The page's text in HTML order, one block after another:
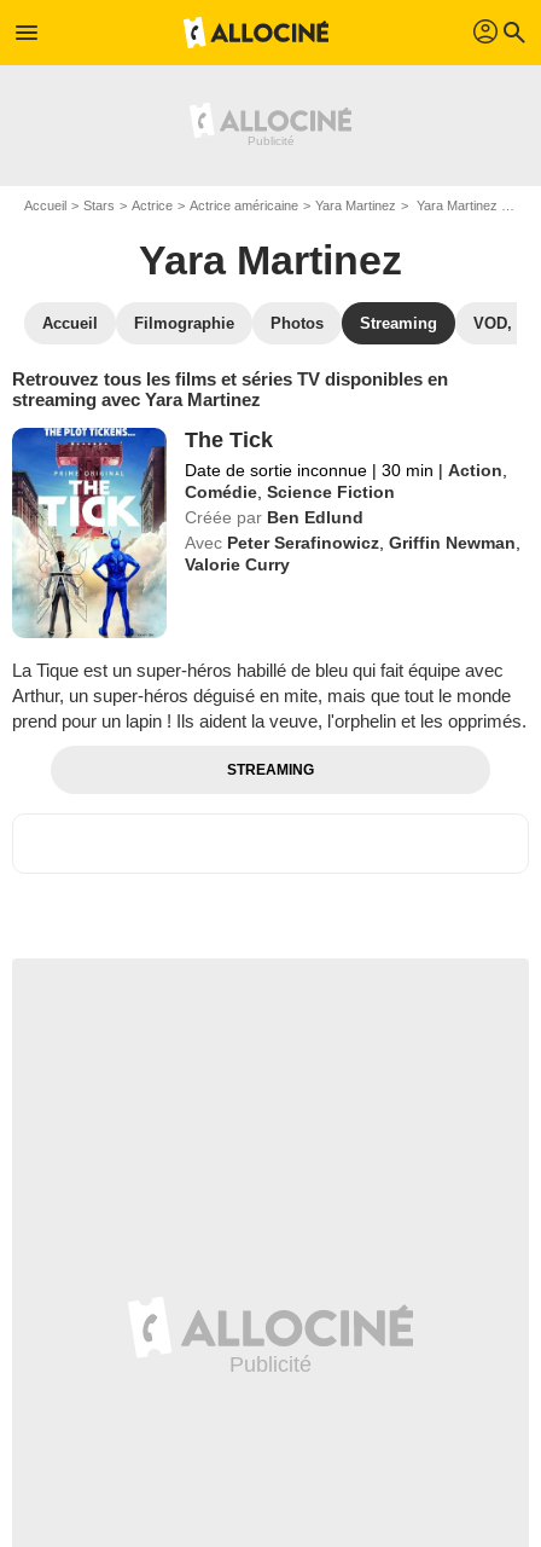
menu profil search
Accueil Stars Actrice Actrice américaine Yara Martinez Yara Martinez : Films et séries online
Yara Martinez
Accueil Filmographie Photos Streaming VOD,
Retrouvez tous les films et séries TV disponibles en
streaming avec Yara Martinez
The Tick
Date de sortie inconnue | 30 min | Action
Comédie ,Science Fiction
Créée par Ben Edlund
Avec Peter Serafinowicz ,Griffin Newman
Valorie Curry
La Tique est un super-héros habillé de bleu qui fait équipe avec
Arthur, un super-héros déguisé en mite, mais que tout le monde
prend pour un lapin ! Ils aident la veuve, l'orphelin et les opprimés.
STREAMING